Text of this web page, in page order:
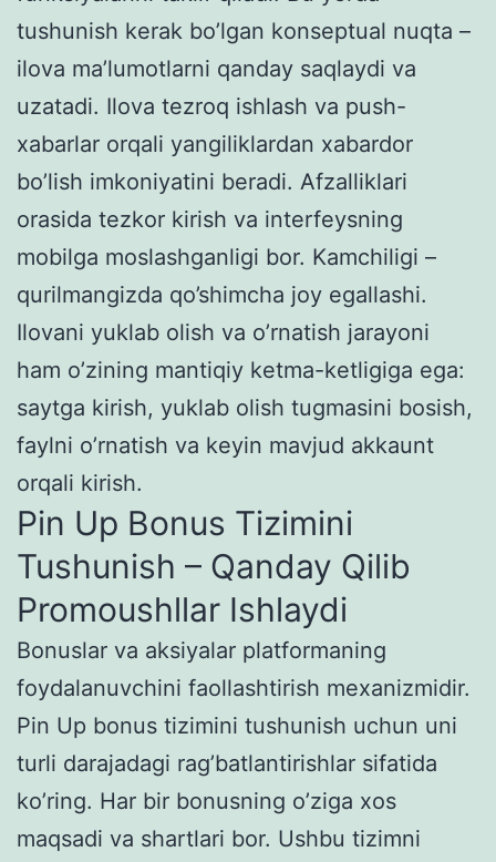
tushunish kerak bo’lgan konseptual nuqta –
ilova ma’lumotlarni qanday saqlaydi va
uzatadi. Ilova tezroq ishlash va push-
xabarlar orqali yangiliklardan xabardor
bo’lish imkoniyatini beradi. Afzalliklari
orasida tezkor kirish va interfeysning
mobilga moslashganligi bor. Kamchiligi –
qurilmangizda qo’shimcha joy egallashi.
Ilovani yuklab olish va o’rnatish jarayoni
ham o’zining mantiqiy ketma-ketligiga ega:
saytga kirish, yuklab olish tugmasini bosish,
faylni o’rnatish va keyin mavjud akkaunt
orqali kirish.
Pin Up Bonus Tizimini
Tushunish – Qanday Qilib
Promoushllar Ishlaydi
Bonuslar va aksiyalar platformaning
foydalanuvchini faollashtirish mexanizmidir.
Pin Up bonus tizimini tushunish uchun uni
turli darajadagi rag’batlantirishlar sifatida
ko’ring. Har bir bonusning o’ziga xos
maqsadi va shartlari bor. Ushbu tizimni